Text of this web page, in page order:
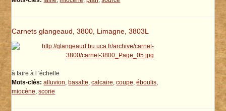
Carnets glangeaud, 3800, Limagne, 3803L
à faire à l 'échelle
Mots-clés: alluvion, basalte,calcaire,coupe,éboulis,
miocène,scorie